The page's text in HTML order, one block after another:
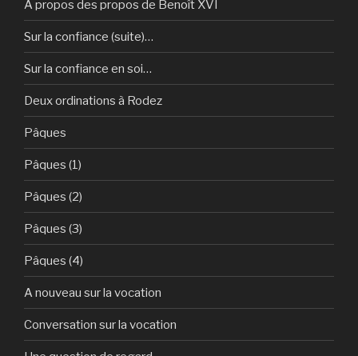
A propos des propos de Benoît XVI
Sur la confiance (suite)…
Sur la confiance en soi…
Deux ordinations à Rodez
Pâques
Pâques (1)
Pâques (2)
Pâques (3)
Pâques (4)
A nouveau sur la vocation
Conversation sur la vocation